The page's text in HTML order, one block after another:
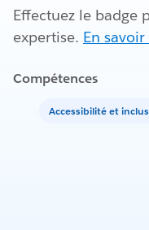
Effectuez le badge
expertise. En
Compétences
Accessibilité et